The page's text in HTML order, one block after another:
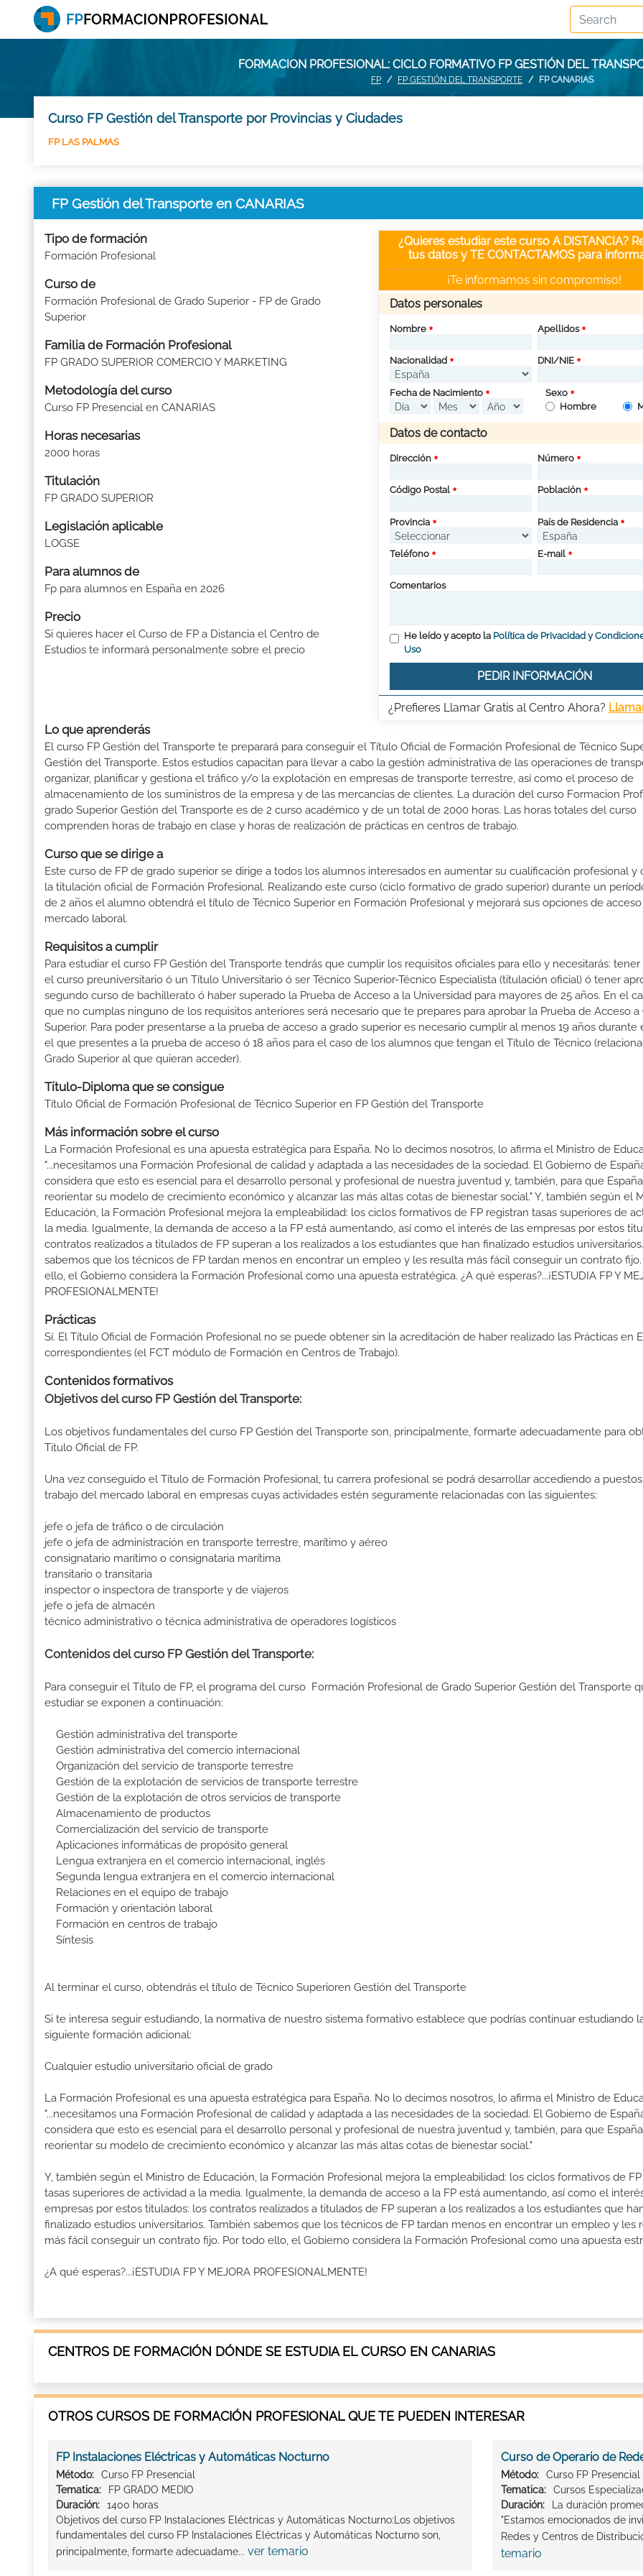
FORMACION PROFESIONAL: CICLO FORMATIVO FP GESTIÓN DEL
FP FP GESTIÓN DEL TRANSPORTE FP CANARIAS
Curso FP Gestión del Transporte por Provincias y Ciudades
FP LAS PALMAS
FP Gestión del Transporte en CANARIAS
Tipo de formación
Formación Profesional
Curso de
Formación Profesional de Grado Superior - FP de Grado
Superior
Familia de Formación Profesional
FP GRADO SUPERIOR COMERCIO Y MARKETING
Metodología del curso
Curso FP Presencial en CANARIAS
Horas necesarias
2000 horas
Titulación
FP GRADO SUPERIOR
Legislación aplicable
LOGSE
Para alumnos de
Fp para alumnos en España en 2026
Precio
Si quieres hacer el Curso de FP a Distancia el Centro de
Estudios te informará personalmente sobre el precio
¿Quieres estudiar este curso A DISTANCIA?
tus datos y TE CONTACTAMOS para
¡Te informamos sin compromiso!
Datos personales
Nombre Apellidos
Nacionalidad DNI/NIE
Fecha de Nacimiento
Sexo
Hombre
Datos de contacto
Dirección Número
Código Postal Población
Provincia País de Residencia
Teléfono E-mail
Comentarios
He leído y acepto la Política de Privacidad y
Uso
PEDIR INFORMACIÓN
¿Prefieres Llamar Gratis al Centro Ahora?
Lo que aprenderás
El curso FP Gestión del Transporte te preparará para conseguir el Título Oficial de Formación Profesional de Técnico
Gestión del Transporte. Estos estudios capacitan para llevar a cabo la gestión administrativa de las operaciones de
organizar, planificar y gestiona el tráfico y/o la explotación en empresas de transporte terrestre, así como el proceso de
almacenamiento de los suministros de la empresa y de las mercancías de clientes. La duración del curso Formacion
grado Superior Gestión del Transporte es de 2 curso académico y de un total de 2000 horas. Las horas totales del curso
comprenden horas de trabajo en clase y horas de realización de prácticas en centros de trabajo.
Curso que se dirige a
Este curso de FP de grado superior se dirige a todos los alumnos interesados en aumentar su cualificación profesional y
la titulación oficial de Formación Profesional. Realizando este curso (ciclo formativo de grado superior) durante un
de 2 años el alumno obtendrá el título de Técnico Superior en Formación Profesional y mejorará sus opciones de
mercado laboral.
Requisitos a cumplir
Para estudiar el curso FP Gestión del Transporte tendrás que cumplir los requisitos oficiales para ello y necesitarás: tener
el curso preuniversitario ó un Título Universitario ó ser Técnico Superior-Técnico Especialista (titulación oficial) ó tener
segundo curso de bachillerato ó haber superado la Prueba de Acceso a la Universidad para mayores de 25 años. En el
que no cumplas ninguno de los requisitos anteriores será necesario que te prepares para aprobar la Prueba de Acceso a
Superior. Para poder presentarse a la prueba de acceso a grado superior es necesario cumplir al menos 19 años durante
el que presentes a la prueba de acceso ó 18 años para el caso de los alumnos que tengan el Título de Técnico
Grado Superior al que quieran acceder).
Título-Diploma que se consigue
Título Oficial de Formación Profesional de Técnico Superior en FP Gestión del Transporte
Más información sobre el curso
La Formación Profesional es una apuesta estratégica para España. No lo decimos nosotros, lo afirma el Ministro de
"...necesitamos una Formación Profesional de calidad y adaptada a las necesidades de la sociedad. El Gobierno de
considera que esto es esencial para el desarrollo personal y profesional de nuestra juventud y, también, para que
reorientar su modelo de crecimiento económico y alcanzar las más altas cotas de bienestar social." Y, también según el
Educación, la Formación Profesional mejora la empleabilidad: los ciclos formativos de FP registran tasas superiores de
la media. Igualmente, la demanda de acceso a la FP está aumentando, así como el interés de las empresas por estos
contratos realizados a titulados de FP superan a los realizados a los estudiantes que han finalizado estudios
sabemos que los técnicos de FP tardan menos en encontrar un empleo y les resulta más fácil conseguir un contrato
ello, el Gobierno considera la Formación Profesional como una apuesta estratégica. ¿A qué esperas?...¡ESTUDIA FP Y
PROFESIONALMENTE!
Prácticas
Sí. El Título Oficial de Formación Profesional no se puede obtener sin la acreditación de haber realizado las Prácticas en
correspondientes (el FCT módulo de Formación en Centros de Trabajo).
Contenidos formativos
Objetivos del curso FP Gestión del Transporte:
Los objetivos fundamentales del curso FP Gestión del Transporte son, principalmente, formarte adecuadamente para
Titulo Oficial de FP.
Una vez conseguido el Título de Formación Profesional, tu carrera profesional se podrá desarrollar accediendo a
trabajo del mercado laboral en empresas cuyas actividades estén seguramente relacionadas con las siguientes:
jefe o jefa de tráfico o de circulación
jefe o jefa de administración en transporte terrestre, marítimo y aéreo
consignatario marítimo o consignataria marítima
transitario o transitaria
inspector o inspectora de transporte y de viajeros
jefe o jefa de almacén
técnico administrativo o técnica administrativa de operadores logísticos
Contenidos del curso FP Gestión del Transporte:
Para conseguir el Título de FP, el programa del curso Formación Profesional de Grado Superior Gestión del Transporte
estudiar se exponen a continuación:
Gestión administrativa del transporte
Gestión administrativa del comercio internacional
Organización del servicio de transporte terrestre
Gestión de la explotación de servicios de transporte terrestre
Gestión de la explotación de otros servicios de transporte
Almacenamiento de productos
Comercialización del servicio de transporte
Aplicaciones informáticas de propósito general
Lengua extranjera en el comercio internacional, inglés
Segunda lengua extranjera en el comercio internacional
Relaciones en el equipo de trabajo
Formación y orientación laboral
Formación en centros de trabajo
Síntesis
Al terminar el curso, obtendrás el título de Técnico Superioren Gestión del Transporte
Si te interesa seguir estudiando, la normativa de nuestro sistema formativo establece que podrías continuar estudiando
siguiente formación adicional:
Cualquier estudio universitario oficial de grado
La Formación Profesional es una apuesta estratégica para España. No lo decimos nosotros, lo afirma el Ministro de
"...necesitamos una Formación Profesional de calidad y adaptada a las necesidades de la sociedad. El Gobierno de
considera que esto es esencial para el desarrollo personal y profesional de nuestra juventud y, también, para que
reorientar su modelo de crecimiento económico y alcanzar las más altas cotas de bienestar social."
Y, también según el Ministro de Educación, la Formación Profesional mejora la empleabilidad: los ciclos formativos de
tasas superiores de actividad a la media. Igualmente, la demanda de acceso a la FP está aumentando, así como el
empresas por estos titulados: los contratos realizados a titulados de FP superan a los realizados a los estudiantes que
finalizado estudios universitarios. También sabemos que los técnicos de FP tardan menos en encontrar un empleo y les
más fácil conseguir un contrato fijo. Por todo ello, el Gobierno considera la Formación Profesional como una apuesta
¿A qué esperas?...¡ESTUDIA FP Y MEJORA PROFESIONALMENTE!
CENTROS DE FORMACIÓN DÓNDE SE ESTUDIA EL CURSO EN CANARIAS
OTROS CURSOS DE FORMACIÓN PROFESIONAL QUE TE PUEDEN INTERESAR
FP Instalaciones Eléctricas y Automáticas Nocturno
Método:
Curso FP Presencial
Tematica:
FP GRADO MEDIO
Duración:
1400 horas
Objetivos del curso FP Instalaciones Eléctricas y Automáticas Nocturno:Los objetivos
fundamentales del curso FP Instalaciones Eléctricas y Automáticas Nocturno son,
principalmente, formarte adecuadame... ver temario
Curso de Operario de
Método:
Curso FP Presencial
Tematica:
Cursos
Duración:
La duración
"Estamos emocionados de
Redes y Centros de
temario